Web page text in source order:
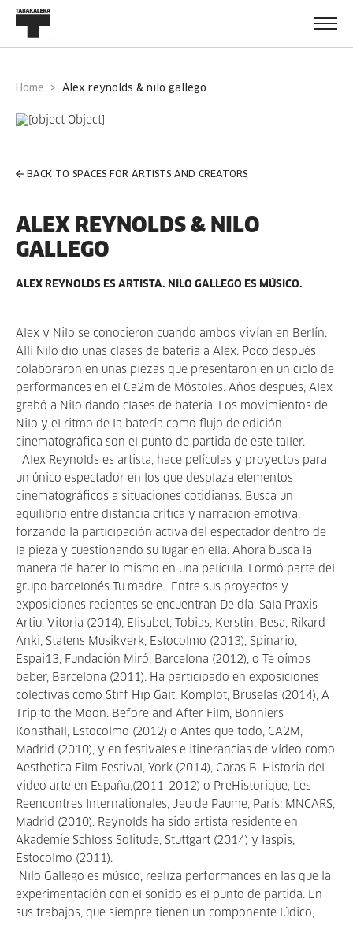
Home alex reynolds & nilo gallego
BACK TO SPACES FOR ARTISTS AND CREATORS
ALEX REYNOLDS & NILO
GALLEGO
ALEX REYNOLDS ES ARTISTA. NILO GALLEGO ES MÚSICO.
Alex y Nilo se conocieron cuando ambos vivían en Berlín.
Allí Nilo dio unas clases de batería a Alex. Poco después
colaboraron en unas piezas que presentaron en un ciclo de
performances en el Ca2m de Móstoles. Años después, Alex
grabó a Nilo dando clases de batería. Los movimientos de
Nilo y el ritmo de la batería como flujo de edición
cinematográfica son el punto de partida de este taller.
Alex Reynolds​ es artista, hace películas y proyectos para
un único espectador en los que desplaza elementos
cinematográficos a situaciones cotidianas. Busca un
equilibrio entre distancia crítica y narración emotiva,
forzando la participación activa del espectador dentro de
la pieza y cuestionando su lugar en ella. Ahora busca la
manera de hacer lo mismo en una película. Formó parte del
grupo barcelonés Tu madre. Entre sus proyectos y
exposiciones recientes se encuentran ​De día, Sala Praxis­
Artiu, Vitoria (2014), Elisabet, Tobias, Kerstin, Besa, Rikard
Anki, Statens Musikverk, Estocolmo (2013), Spinario,
Espai13, Fundación Miró, Barcelona (2012), o Te oímos
beber, Barcelona (2011). Ha participado en exposiciones
colectivas como Stiff Hip Gait, Komplot, Bruselas (2014), A
Trip to the Moon. Before and After Film, Bonniers
Konsthall, Estocolmo (2012) o Antes que todo, CA2M,
Madrid (2010), y en festivales e itinerancias de vídeo como
Aesthetica Film Festival, York (2014), Caras B. Historia del
video arte en España,(2011-­2012) o Pre­Historique, Les
Reencontres Internationales, Jeu de Paume, París; MNCARS,
Madrid (2010). Reynolds ha sido artista residente en
Akademie Schloss Solitude, Stuttgart (2014) y Iaspis,
Estocolmo (2011).
Nilo Gallego es músico, realiza performances en las que la
experimentación con el sonido es el punto de partida. En
sus trabajos, que siempre tienen un componente lúdico,